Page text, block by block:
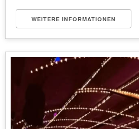
WEITERE INFORMATIONEN